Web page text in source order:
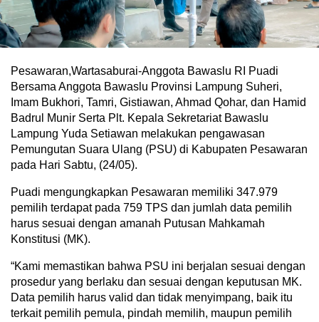
Pesawaran,Wartasaburai-Anggota Bawaslu RI Puadi
Bersama Anggota Bawaslu Provinsi Lampung Suheri,
Imam Bukhori, Tamri, Gistiawan, Ahmad Qohar, dan Hamid
Badrul Munir Serta Plt. Kepala Sekretariat Bawaslu
Lampung Yuda Setiawan melakukan pengawasan
Pemungutan Suara Ulang (PSU) di Kabupaten Pesawaran
pada Hari Sabtu, (24/05).
Puadi mengungkapkan Pesawaran memiliki 347.979
pemilih terdapat pada 759 TPS dan jumlah data pemilih
harus sesuai dengan amanah Putusan Mahkamah
Konstitusi (MK).
“Kami memastikan bahwa PSU ini berjalan sesuai dengan
prosedur yang berlaku dan sesuai dengan keputusan MK.
Data pemilih harus valid dan tidak menyimpang, baik itu
terkait pemilih pemula, pindah memilih, maupun pemilih